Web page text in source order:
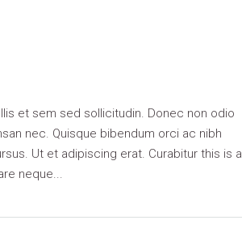
et sem sed sollicitudin. Donec non odio
nec. Quisque bibendum orci ac nibh
Ut et adipiscing erat. Curabitur this is a
neque...